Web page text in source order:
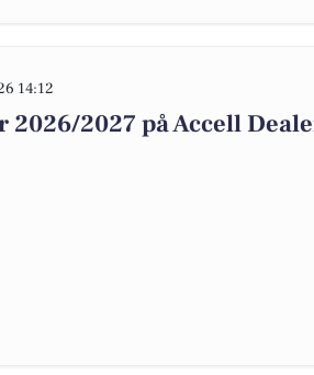
14:12
2026/2027 på Accell